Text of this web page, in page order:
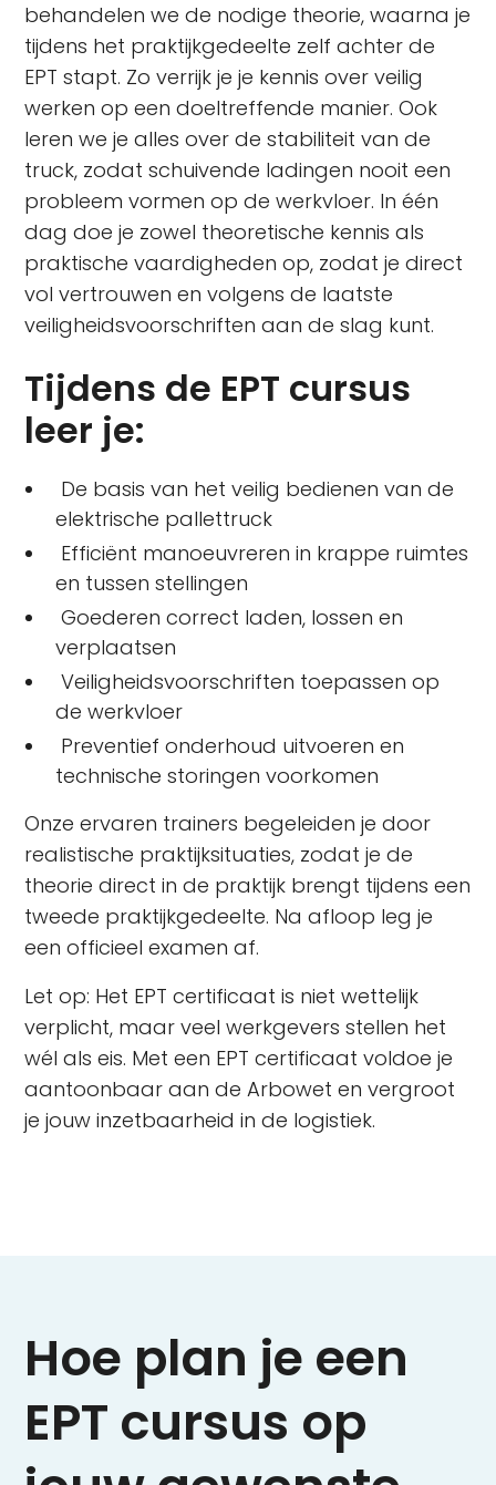
behandelen we de nodige theorie, waarna je
tijdens het praktijkgedeelte zelf achter de
EPT stapt. Zo verrijk je je kennis over veilig
werken op een doeltreffende manier. Ook
leren we je alles over de stabiliteit van de
truck, zodat schuivende ladingen nooit een
probleem vormen op de werkvloer. In één
dag doe je zowel theoretische kennis als
praktische vaardigheden op, zodat je direct
vol vertrouwen en volgens de laatste
veiligheidsvoorschriften aan de slag kunt.
Tijdens de EPT cursus
leer je:
De basis van het veilig bedienen van de
elektrische pallettruck
Efficiënt manoeuvreren in krappe ruimtes
en tussen stellingen
Goederen correct laden, lossen en
verplaatsen
Veiligheidsvoorschriften toepassen op
de werkvloer
Preventief onderhoud uitvoeren en
technische storingen voorkomen
Onze ervaren trainers begeleiden je door
realistische praktijksituaties, zodat je de
theorie direct in de praktijk brengt tijdens een
tweede praktijkgedeelte. Na afloop leg je
een officieel examen af.
Let op: Het EPT certificaat is niet wettelijk
verplicht, maar veel werkgevers stellen het
wél als eis. Met een EPT certificaat voldoe je
aantoonbaar aan de Arbowet en vergroot
je jouw inzetbaarheid in de logistiek.
Hoe plan je een
EPT cursus op